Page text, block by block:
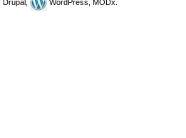
Drupal, WordPress, MODx.